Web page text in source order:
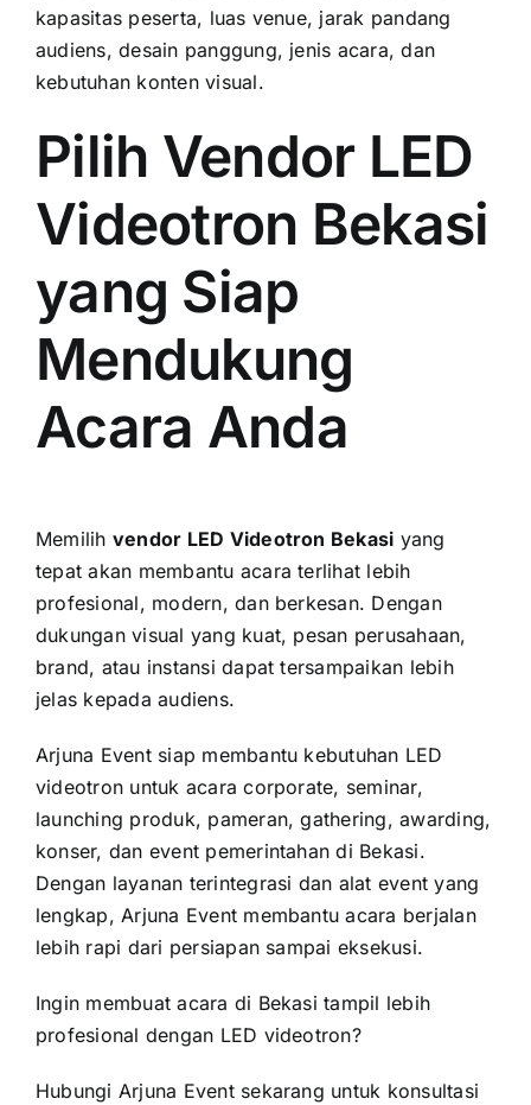
kapasitas peserta, luas venue, jarak pandang
audiens, desain panggung, jenis acara, dan
kebutuhan konten visual.
Pilih Vendor LED
Videotron Bekasi
yang Siap
Mendukung
Acara Anda
Memilih vendor LED Videotron Bekasi yang
tepat akan membantu acara terlihat lebih
profesional, modern, dan berkesan. Dengan
dukungan visual yang kuat, pesan perusahaan,
brand, atau instansi dapat tersampaikan lebih
jelas kepada audiens.
Arjuna Event siap membantu kebutuhan LED
videotron untuk acara corporate, seminar,
launching produk, pameran, gathering, awarding,
konser, dan event pemerintahan di Bekasi.
Dengan layanan terintegrasi dan alat event yang
lengkap, Arjuna Event membantu acara berjalan
lebih rapi dari persiapan sampai eksekusi.
Ingin membuat acara di Bekasi tampil lebih
profesional dengan LED videotron?
Hubungi Arjuna Event sekarang untuk konsultasi